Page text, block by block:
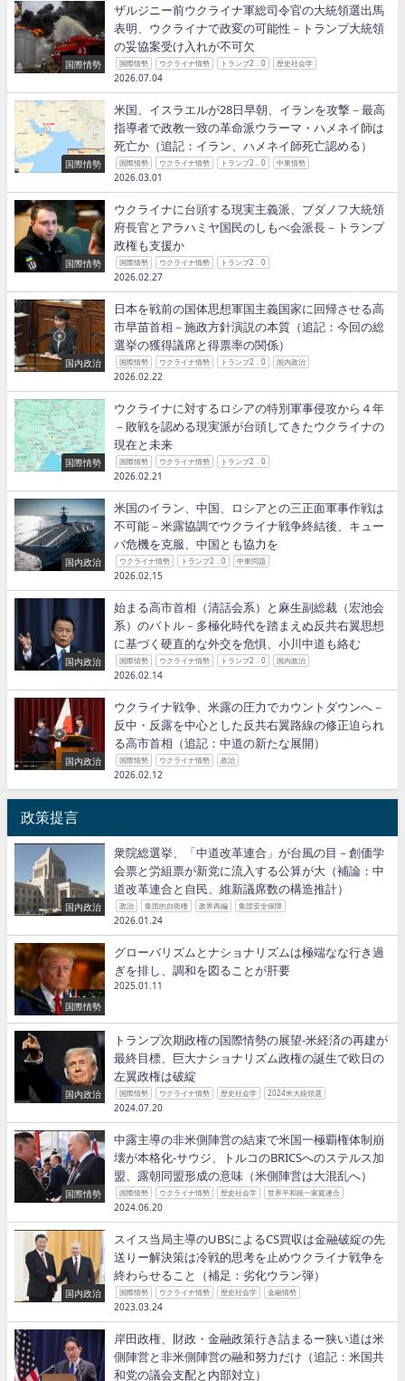
国際情勢
ザルジニー前ウクライナ軍総司令官の大統領選出馬
表明、ウクライナで政変の可能性－トランプ大統領
の妥協案受け入れが不可欠
国際情勢 ウクライナ情勢 トランプ2．0 歴史社会学
2026.07.04
国際情勢
米国、イスラエルが28日早朝、イランを攻撃－最高
指導者で政教一致の革命派ウラーマ・ハメネイ師は
死亡か（追記：イラン、ハメネイ師死亡認める）
国際情勢 ウクライナ情勢 トランプ2．0 中東情勢
2026.03.01
国際情勢
ウクライナに台頭する現実主義派、ブダノフ大統領
府長官とアラハミヤ国民のしもべ会派長－トランプ
政権も支援か
国際情勢 ウクライナ情勢 トランプ2．0
2026.02.27
国内政治
日本を戦前の国体思想軍国主義国家に回帰させる高
市早苗首相－施政方針演説の本質（追記：今回の総
選挙の獲得議席と得票率の関係）
国際情勢 ウクライナ情勢 トランプ2．0 国内政治
2026.02.22
国際情勢
ウクライナに対するロシアの特別軍事侵攻から４年
－敗戦を認める現実派が台頭してきたウクライナの
現在と未来
国際情勢 ウクライナ情勢 トランプ2．0
2026.02.21
国内政治
米国のイラン、中国、ロシアとの三正面軍事作戦は
不可能－米露協調でウクライナ戦争終結後、キュー
バ危機を克服、中国とも協力を
ウクライナ情勢 トランプ2．0 中東問題
2026.02.15
国内政治
始まる高市首相（清話会系）と麻生副総裁（宏池会
系）のバトル－多極化時代を踏まえぬ反共右翼思想
に基づく硬直的な外交を危惧、小川中道も絡む
国際情勢 ウクライナ情勢 トランプ2．0 国内政治
2026.02.14
国内政治
ウクライナ戦争、米露の圧力でカウントダウンへ－
反中・反露を中心とした反共右翼路線の修正迫られ
る高市首相（追記：中道の新たな展開）
国際情勢 ウクライナ情勢 政治
2026.02.12
政策提言
国内政治
衆院総選挙、「中道改革連合」が台風の目－創価学
会票と労組票が新党に流入する公算が大（補論：中
道改革連合と自民、維新議席数の構造推計）
政治 集団的自衛権 政界再編 集団安全保障
2026.01.24
国際情勢
グローバリズムとナショナリズムは極端なな行き過
ぎを排し、調和を図ることが肝要
2025.01.11
国内政治
トランプ次期政権の国際情勢の展望−米経済の再建が
最終目標、巨大ナショナリズム政権の誕生で欧日の
左翼政権は破綻
国際情勢 ウクライナ情勢 歴史社会学 2024米大統領選
2024.07.20
国際情勢
中露主導の非米側陣営の結束で米国一極覇権体制崩
壊が本格化−サウジ、トルコのBRICSへのステルス加
盟、露朝同盟形成の意味（米側陣営は大混乱へ）
国際情勢 ウクライナ情勢 歴史社会学 世界平和統一家庭連合
2024.06.20
国内政治
スイス当局主導のUBSによるCS買収は金融破綻の先
送りー解決策は冷戦的思考を止めウクライナ戦争を
終わらせること（補足：劣化ウラン弾）
国際情勢 ウクライナ情勢 歴史社会学 金融情勢
2023.03.24
岸田政権、財政・金融政策行き詰まるー狭い道は米
側陣営と非米側陣営の融和努力だけ（追記：米国共
和党の議会支配と内部対立）